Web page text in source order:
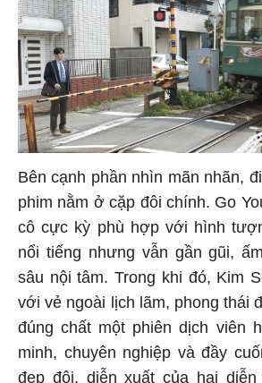
Bên cạnh phần nhìn mãn nhãn,
phim nằm ở cặp đôi chính. Go
cô cực kỳ phù hợp với hình
nổi tiếng nhưng vẫn gần gũi,
sâu nội tâm. Trong khi đó, Kim
với vẻ ngoài lịch lãm, phong thái
đúng chất một phiên dịch viên
minh, chuyên nghiệp và đầy